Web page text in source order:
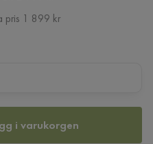
pris 1 899 kr
i varukorgen